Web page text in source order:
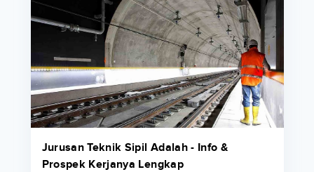
Jurusan Teknik Sipil Adalah - Info &
Prospek Kerjanya Lengkap